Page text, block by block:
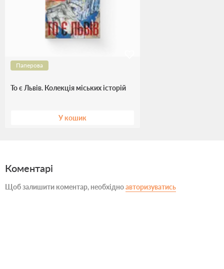
Паперова
То є Львів. Колекція міських історій
У кошик
Коментарі
Щоб залишити коментар, необхідноавторизуватись